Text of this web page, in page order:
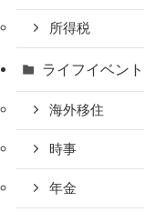
所得税
ライフイベント
海外移住
時事
年金